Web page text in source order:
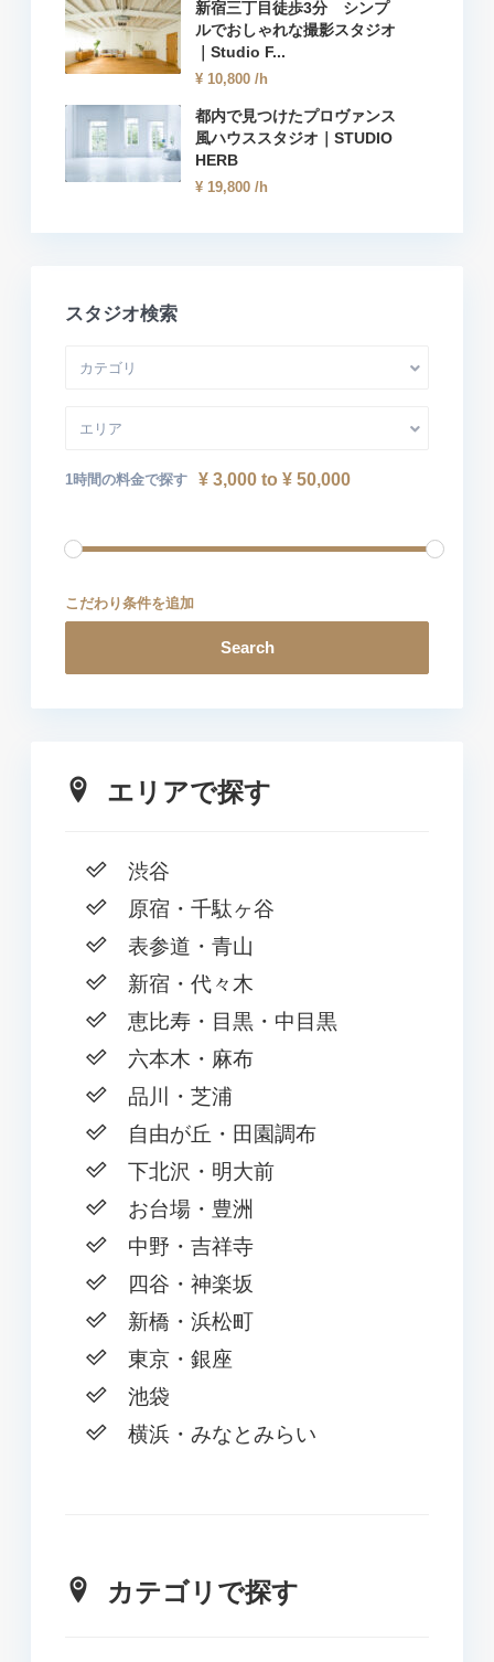
新宿三丁目徒歩3分 シンプ
ルでおしゃれな撮影スタジオ
｜Studio F...
¥ 10,800 /h
都内で見つけたプロヴァンス
風ハウススタジオ｜STUDIO
HERB
¥ 19,800 /h
スタジオ検索
カテゴリ
エリア
1時間の料金で探す ¥ 3,000 to ¥ 50,000
こだわり条件を追加
Search
エリアで探す
渋谷
原宿・千駄ヶ谷
表参道・青山
新宿・代々木
恵比寿・目黒・中目黒
六本木・麻布
品川・芝浦
自由が丘・田園調布
下北沢・明大前
お台場・豊洲
中野・吉祥寺
四谷・神楽坂
新橋・浜松町
東京・銀座
池袋
横浜・みなとみらい
カテゴリで探す